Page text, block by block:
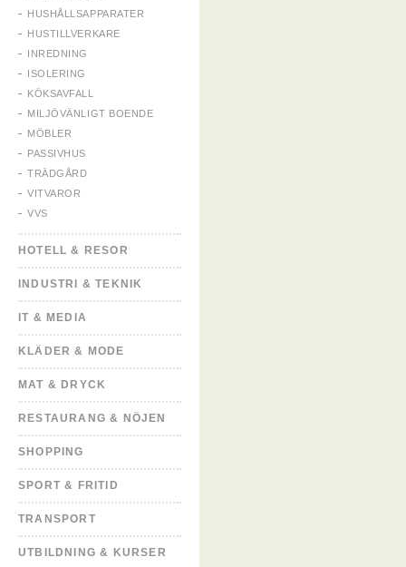
HUSHÅLLSAPPARATER
HUSTILLVERKARE
INREDNING
ISOLERING
KÖKSAVFALL
MILJÖVÄNLIGT BOENDE
MÖBLER
PASSIVHUS
TRÄDGÅRD
VITVAROR
VVS
HOTELL & RESOR
INDUSTRI & TEKNIK
IT & MEDIA
KLÄDER & MODE
MAT & DRYCK
RESTAURANG & NÖJEN
SHOPPING
SPORT & FRITID
TRANSPORT
UTBILDNING & KURSER